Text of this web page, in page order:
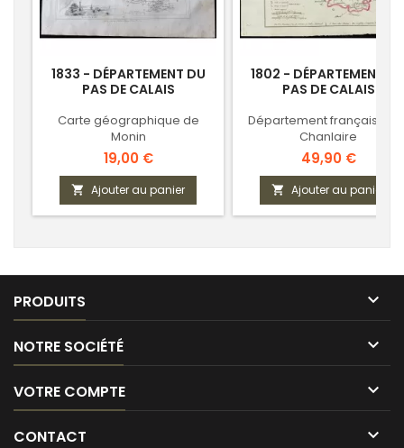
1833 - DÉPARTEMENT DU
PAS DE CALAIS
Carte géographique de
Monin
Prix
19,00 €
 Ajouter au panier
1802 - DÉPARTEMENT
PAS DE CALAIS
Département français -
Chanlaire
Prix
49,90 €
 Ajouter au panier
PRODUITS 
NOTRE SOCIÉTÉ 
VOTRE COMPTE 
CONTACT 